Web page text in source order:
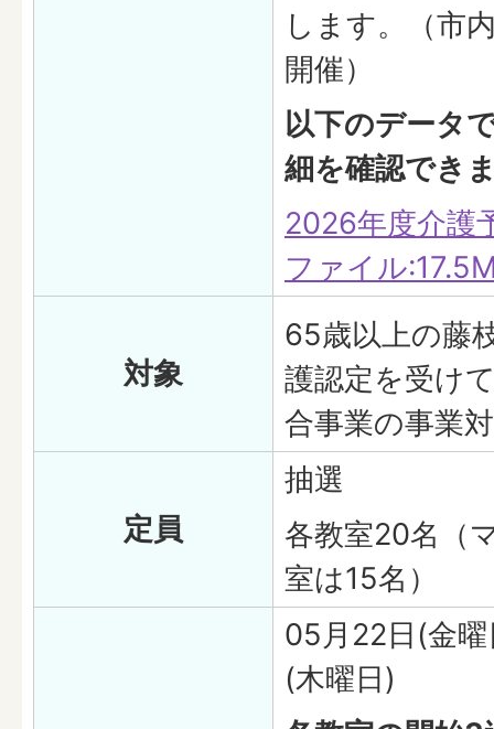
します。（市
開催）
以下のデータ
細を確認でき
2026年度介護
ファイル
対象
65歳以上の藤
護認定を受け
合事業の事業
定員
抽選
各教室20名（
室は15名）
05月22日(金
(木曜日)